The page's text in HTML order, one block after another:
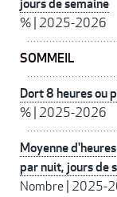
jours de semaine
% 2025-2026
SOMMEIL
Dort 8 heures ou
% 2025-2026
Moyenne
par nuit, jours de
Nombre 2025-